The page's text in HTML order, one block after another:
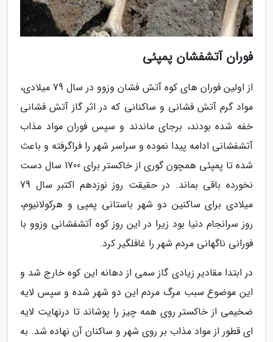
فوران آتشفشان پمپئی
از اولین فوران های کوه آتش فشان وزوو در سال 79 میلادی،
مواد گرم آتش فشانی و ساکنانی که در اثر گاز آتش فشانی
خفه شده بودند، برجای ماندند و سپس فوران مواد مذاب
آتشفشانی ادامه پیدا نموده و سراسر شهر را فراگرفته و باعث
شده تا پمپئی همچون گوری از خاکستر برای 1700 سال دست
نخورده باقی بماند. در حقیقت روز نوزدهم اکتبر سال 79
میلادی برای ساکنین دو شهر باستانی پمپی و هرکولانیوم،
روز سرانجام دنیا بود زیرا در این روز کوه آتشفشانی وزوو با
فورانی ناگهانی مردم شهر را غافلگیر کرد.
در ابتدا مقادیر زیادی گاز سمی از دهانه این کوه خارج شد و
این موضوع سبب مرگ مردم این دو شهر شده و سپس لایه
ضخیمی از خاکستر روی همه چیز را پوشاند تا درنهایت لایه
ای قطور از مواد مذاب بر روی شهر و ساکنان آن نهاده شد. به